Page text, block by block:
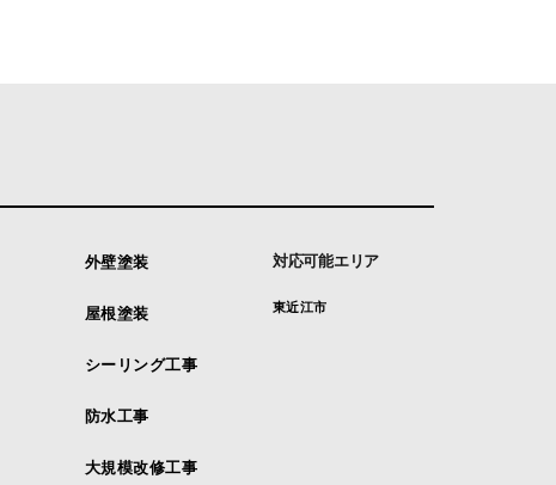
外壁塗装
屋根塗装
シーリング工事
防水工事
大規模改修工事
対応可能エリア
東近江市